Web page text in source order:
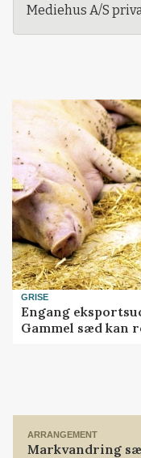
Mediehus A/S
GRISE
Engang
Gammel sæd kan
ARRANGEMENT
Markvandring